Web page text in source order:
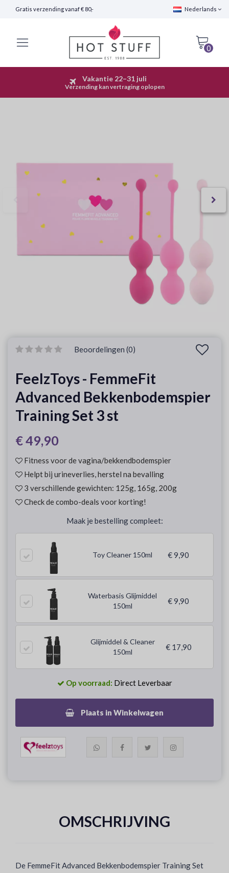
Gratis verzending vanaf € 80,- Nederlands
0
Snelle Verzending (24 uur)
Vakantie 22–31 juli
Verzending kan vertraging oplopen
Beoordelingen (0)
FeelzToys - FemmeFit
Advanced Bekkenbodemspier
Training Set 3 st
€ 49,90
Fitness voor de vagina/bekkendbodemspier
Helpt bij urineverlies, herstel na bevalling
3 verschillende gewichten: 125g, 165g, 200g
Check de combo-deals voor korting!
Maak je bestelling compleet:
Toy Cleaner 150ml € 9,90
Waterbasis Glijmiddel
150ml
€ 9,90
Glijmiddel & Cleaner
150ml
€ 17,90
Op voorraad: Direct Leverbaar
Plaats in Winkelwagen
OMSCHRIJVING
De FemmeFit Advanced Bekkenbodemspier Training Set